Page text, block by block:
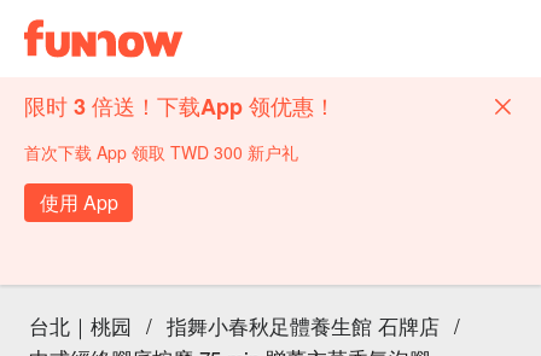
限时 3 倍送！下载App 领优惠！
首次下载 App 领取 TWD 300 新户礼
使用 App
台北｜桃园 / 指舞小春秋足體養生館 石牌店 /